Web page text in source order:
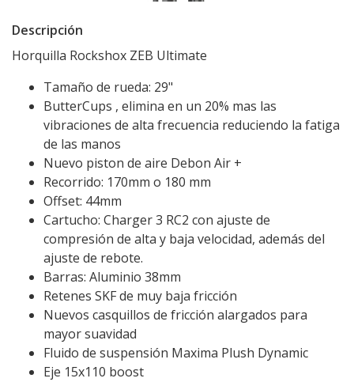
Descripción
Horquilla Rockshox ZEB Ultimate
Tamaño de rueda: 29"
ButterCups , elimina en un 20% mas las
vibraciones de alta frecuencia reduciendo la fatiga
de las manos
Nuevo piston de aire Debon Air +
Recorrido: 170mm o 180 mm
Offset: 44mm
Cartucho: Charger 3 RC2 con ajuste de
compresión de alta y baja velocidad, además del
ajuste de rebote.
Barras: Aluminio 38mm
Retenes SKF de muy baja fricción
Nuevos casquillos de fricción alargados para
mayor suavidad
Fluido de suspensión Maxima Plush Dynamic
Eje 15x110 boost